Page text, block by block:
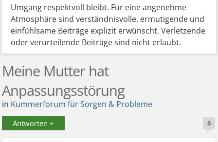
Umgang respektvoll bleibt. Für eine angenehme
Atmosphäre sind verständnisvolle, ermutigende und
einfühlsame Beiträge explizit erwünscht. Verletzende
oder verurteilende Beiträge sind nicht erlaubt.
Meine Mutter hat
Anpassungsstörung
in Kummerforum für Sorgen & Probleme
Antworten + 6